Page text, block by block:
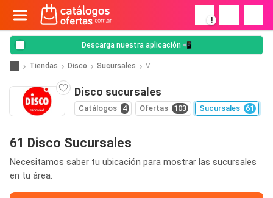
!
Descarga nuestra aplicación 📲
Tiendas Disco Sucursales V
Disco sucursales
Catálogos 4 Ofertas 103 Sucursales 61
61 Disco Sucursales
Necesitamos saber tu ubicación para mostrar las sucursales
en tu área.